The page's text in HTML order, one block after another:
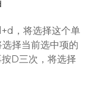
，将选择这个单
择当前选中项的
D三次，将选择